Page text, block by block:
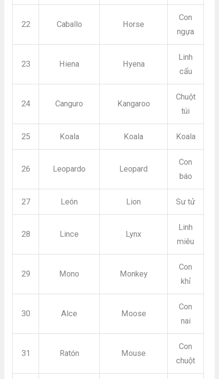
22 Caballo Horse
Con
ngựa
23 Hiena Hyena
Linh
cẩu
24 Canguro Kangaroo
Chuột
túi
25 Koala Koala Koala
26 Leopardo Leopard
Con
báo
27 León Lion Sư tử
28 Lince Lynx
Linh
miêu
29 Mono Monkey
Con
khỉ
30 Alce Moose
Con
nai
31 Ratón Mouse
Con
chuột